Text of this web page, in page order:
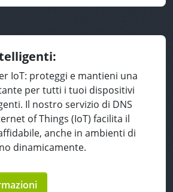
IoT: proteggi e mantieni una
per tutti i tuoi dispositivi
Il nostro servizio di DNS
of Things (IoT) facilita il
anche in ambienti di
dinamicamente.